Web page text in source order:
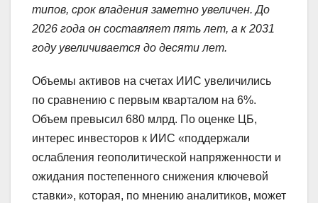
типов, срок владения заметно увеличен. До
2026 года он составляет пять лет, а к 2031
году увеличивается до десяти лет.
Объемы активов на счетах ИИС увеличились
по сравнению с первым кварталом на 6%.
Объем превысил 680 млрд. По оценке ЦБ,
интерес инвесторов к ИИС «поддержали
ослабления геополитической напряженности и
ожидания постепенного снижения ключевой
ставки», которая, по мнению аналитиков, может